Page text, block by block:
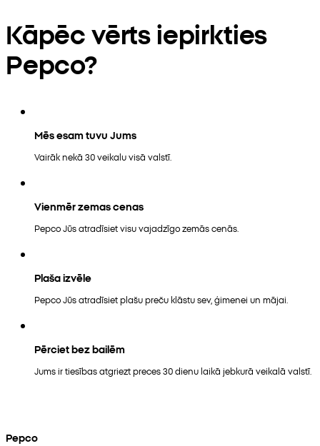
Kāpēc vērts iepirkties
Pepco?
Mēs esam tuvu Jums
Vairāk nekā 30 veikalu visā valstī.
Vienmēr zemas cenas
Pepco Jūs atradīsiet visu vajadzīgo zemās cenās.
Plaša izvēle
Pepco Jūs atradīsiet plašu preču klāstu sev, ģimenei un mājai.
Pērciet bez bailēm
Jums ir tiesības atgriezt preces 30 dienu laikā jebkurā veikalā valstī.
Pepco